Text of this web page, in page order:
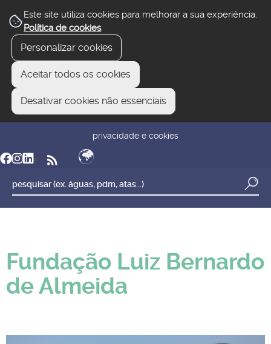
Este site utiliza cookies para melhorar a sua experiência.
Política de cookies.
Personalizar cookies
Aceitar todos os cookies
Desativar cookies não essenciais
privacidade e cookies
Fundação Luiz Bernardo
de Almeida